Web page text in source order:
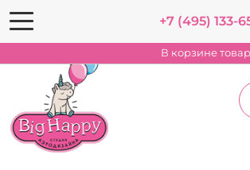
+7 (495) 133-
В корзине